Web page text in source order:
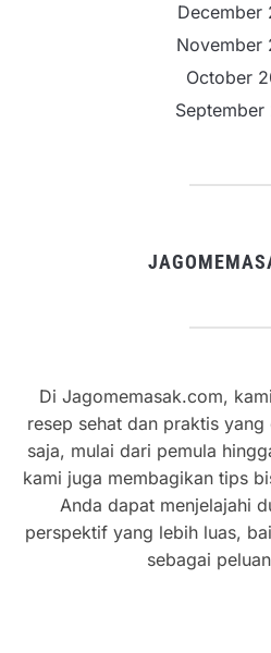
December
November
October
Di Jagomemasak.com,
resep sehat dan praktis
saja, mulai dari pemula
kami juga membagikan tips
Anda dapat menjelajahi
perspektif yang lebih luas,
sebagai